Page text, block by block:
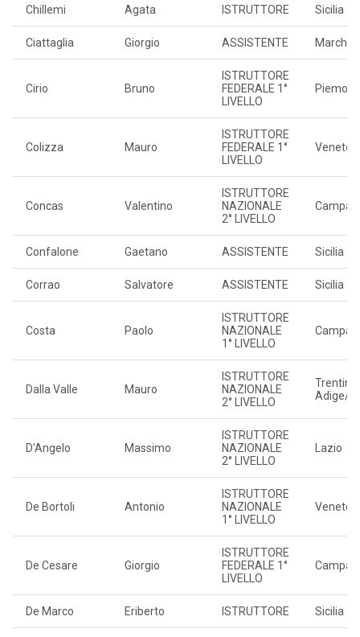
Chillemi Agata ISTRUTTORE Sicilia
Ciattaglia Giorgio ASSISTENTE Marche
Cirio Bruno
ISTRUTTORE
FEDERALE 1°
LIVELLO
Colizza Mauro
ISTRUTTORE
FEDERALE 1°
LIVELLO
Veneto
Concas Valentino
ISTRUTTORE
NAZIONALE
2° LIVELLO
Confalone Gaetano ASSISTENTE Sicilia
Corrao Salvatore ASSISTENTE Sicilia
Costa Paolo
ISTRUTTORE
NAZIONALE
1° LIVELLO
Dalla Valle Mauro
ISTRUTTORE
NAZIONALE
2° LIVELLO
Adige/
D'Angelo Massimo
ISTRUTTORE
NAZIONALE
2° LIVELLO
Lazio
De Bortoli Antonio
ISTRUTTORE
NAZIONALE
1° LIVELLO
Veneto
De Cesare Giorgio
ISTRUTTORE
FEDERALE 1°
LIVELLO
De Marco Eriberto ISTRUTTORE Sicilia